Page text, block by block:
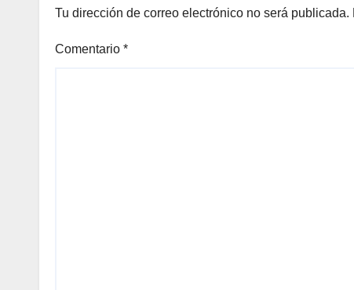
Tu dirección de correo electrónico no será publicada.
Comentario *